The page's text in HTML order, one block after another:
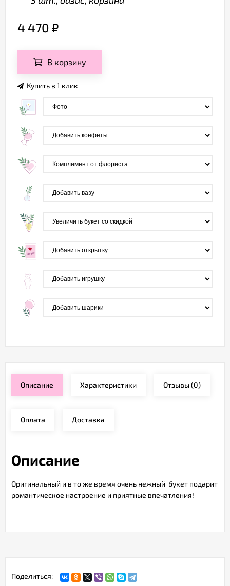
4 470 ₽
В корзину
Купить в 1 клик
Описание Характеристики Отзывы(0)
Оплата Доставка
Описание
Оригинальный и в то же время очень нежный букет подарит
романтическое настроение и приятные впечатления!
Поделиться: